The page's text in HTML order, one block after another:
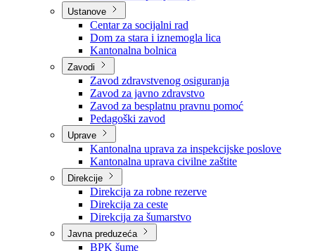
Služba za odnose s javnošću
Služba za zajedničke poslove
Služba za zapošljavanje
Ustanove
Centar za socijalni rad
Dom za stara i iznemogla lica
Kantonalna bolnica
Zavodi
Zavod zdravstvenog osiguranja
Zavod za javno zdravstvo
Zavod za besplatnu pravnu pomoć
Pedagoški zavod
Uprave
Kantonalna uprava za inspekcijske poslove
Kantonalna uprava civilne zaštite
Direkcije
Direkcija za robne rezerve
Direkcija za ceste